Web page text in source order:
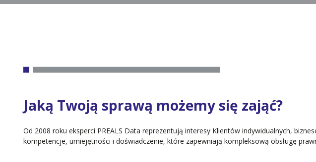
Jaką Twoją sprawą możemy się zająć?
Od 2008 roku eksperci PREALS Data reprezentują interesy Klientów indywidualnych,
kompetencje, umiejętności i doświadczenie, które zapewniają kompleksową obsługę